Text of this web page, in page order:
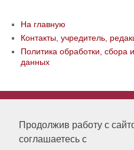
Продолжив работу с
соглашаетесь с
На главную
Контакты, учредитель,
Политика обработки, сбора
данных
«Publishing company «World of
LLC Материалы, размещенные
охраняются Законом о защите